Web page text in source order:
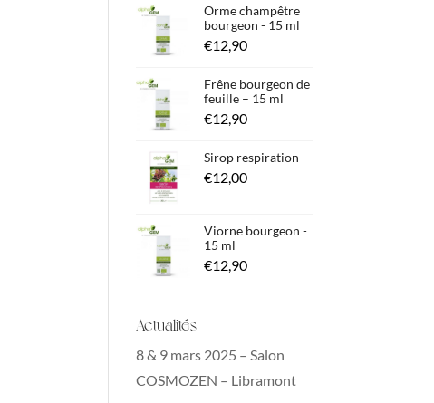
Orme champêtre
bourgeon - 15 ml
€12,90
Frêne bourgeon de
feuille – 15 ml
€12,90
Sirop respiration
€12,00
Viorne bourgeon -
15 ml
€12,90
Actualités
8 & 9 mars 2025 – Salon
COSMOZEN – Libramont